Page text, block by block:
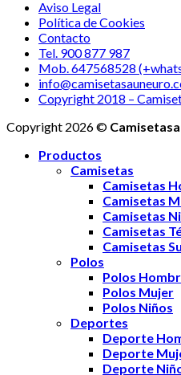
Aviso Legal
Política de Cookies
Contacto
Tel. 900 877 987
Mob. 647568528
Copyright 2018 –
Copyright 2026 ©
Productos
Camisetas
Camisetas
Camisetas
Camisetas
Camisetas
Camisetas
Polos
Polos
Polos Mujer
Polos Niños
Deportes
Deporte
Deporte
Deporte